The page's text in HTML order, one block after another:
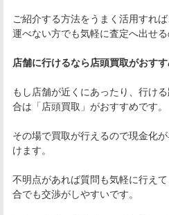
ご紹介する方法をうまく活用すれ
運べない方でも気軽に査定へ出せる
店舗に行けるなら店頭買取がおす
もし店舗が近くにあったり、行け
合は「店頭買取」がおすすめです。
その場で買取が行えるので現金化
けます。
不明点があれば質問も気軽に行え
合でも交渉がしやすいです。